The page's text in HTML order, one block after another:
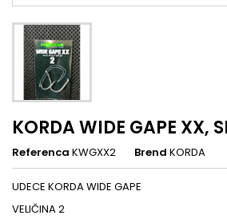
KORDA WIDE GAPE XX,
Referenca KWGXX2 Brend KORDA
UDECE KORDA WIDE GAPE
VELIČINA 2